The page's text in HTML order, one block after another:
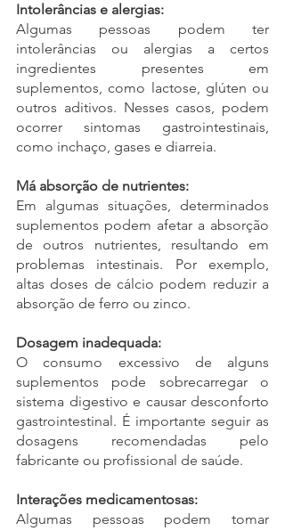
Intolerâncias e alergias:
Algumas pessoas podem ter
intolerâncias ou alergias a certos
ingredientes presentes em
suplementos, como lactose, glúten ou
outros aditivos. Nesses casos, podem
ocorrer sintomas gastrointestinais,
como inchaço, gases e diarreia.
Má absorção de nutrientes:
Em algumas situações, determinados
suplementos podem afetar a absorção
de outros nutrientes, resultando em
problemas intestinais. Por exemplo,
altas doses de cálcio podem reduzir a
absorção de ferro ou zinco.
Dosagem inadequada:
O consumo excessivo de alguns
suplementos pode sobrecarregar o
sistema digestivo e causar desconforto
gastrointestinal. É importante seguir as
dosagens recomendadas pelo
fabricante ou profissional de saúde.
Interações medicamentosas:
Algumas pessoas podem tomar